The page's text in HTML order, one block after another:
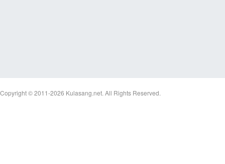
Copyright © 2011-2026 Kulasang.net. All Rights Reserved.